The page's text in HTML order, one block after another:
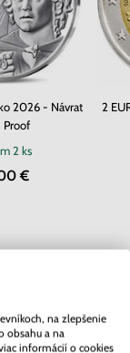
2026 - Návrat
Proof
2 ks
€
2
na zlepšenie
obsahu a na
informácií o cookies